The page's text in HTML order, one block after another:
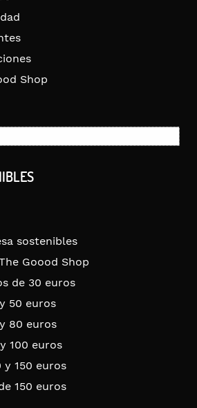
Shop
sostenibles
Goood Shop
de 30 euros
50 euros
80 euros
100 euros
y 150 euros
150 euros